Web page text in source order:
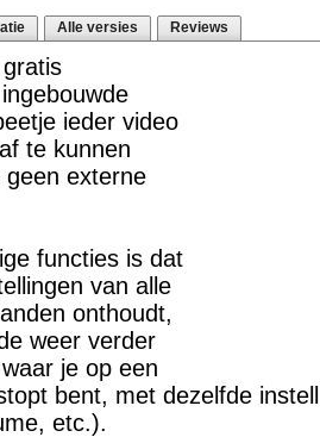
Alle versies Reviews
ieder video
te kunnen
externe
functies is dat
van alle
onthoudt,
weer verder
je op een
bent, met dezelfde
etc.).